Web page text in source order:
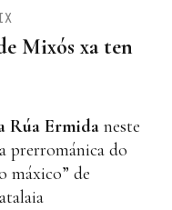
Mixós xa ten
Rúa Ermida neste
prerrománica do
máxico” de